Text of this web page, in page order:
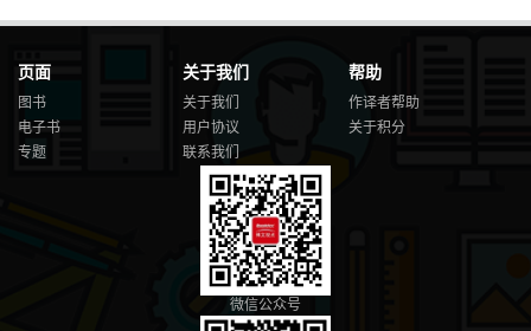
页面
图书
电子书
专题
关于我们
关于我们
用户协议
联系我们
帮助
作译者帮助
关于积分
微信公众号